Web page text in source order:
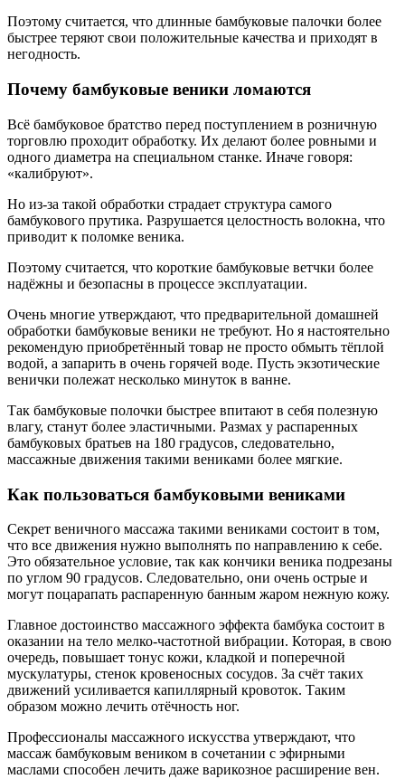
Поэтому считается, что длинные бамбуковые палочки более
быстрее теряют свои положительные качества и приходят в
негодность.
Почему бамбуковые веники ломаются
Всё бамбуковое братство перед поступлением в розничную
торговлю проходит обработку. Их делают более ровными и
одного диаметра на специальном станке. Иначе говоря:
«калибруют».
Но из-за такой обработки страдает структура самого
бамбукового прутика. Разрушается целостность волокна, что
приводит к поломке веника.
Поэтому считается, что короткие бамбуковые ветчки более
надёжны и безопасны в процессе эксплуатации.
Очень многие утверждают, что предварительной домашней
обработки бамбуковые веники не требуют. Но я настоятельно
рекомендую приобретённый товар не просто обмыть тёплой
водой, а запарить в очень горячей воде. Пусть экзотические
венички полежат несколько минуток в ванне.
Так бамбуковые полочки быстрее впитают в себя полезную
влагу, станут более эластичными. Размах у распаренных
бамбуковых братьев на 180 градусов, следовательно,
массажные движения такими вениками более мягкие.
Как пользоваться бамбуковыми вениками
Секрет веничного массажа такими вениками состоит в том,
что все движения нужно выполнять по направлению к себе.
Это обязательное условие, так как кончики веника подрезаны
по углом 90 градусов. Следовательно, они очень острые и
могут поцарапать распаренную банным жаром нежную кожу.
Главное достоинство массажного эффекта бамбука состоит в
оказании на тело мелко-частотной вибрации. Которая, в свою
очередь, повышает тонус кожи, кладкой и поперечной
мускулатуры, стенок кровеносных сосудов. За счёт таких
движений усиливается капиллярный кровоток. Таким
образом можно лечить отёчность ног.
Профессионалы массажного искусства утверждают, что
массаж бамбуковым веником в сочетании с эфирными
маслами способен лечить даже варикозное расширение вен.